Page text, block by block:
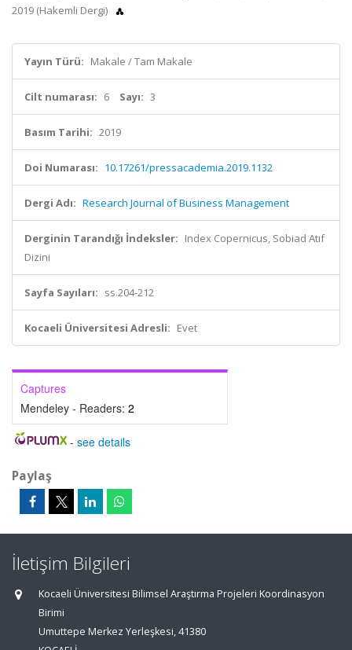
2019 (Hakemli Dergi)
Yayın Türü: Makale / Tam Makale
Cilt numarası: 6 Sayı: 3
Basım Tarihi: 2019
Doi Numarası: 10.17261/pressacademia.2019.1132
Dergi Adı: Research Journal of Business Management
Derginin Tarandığı İndeksler: Index Copernicus, Sobiad Atıf
Dizini
Sayfa Sayıları: ss.204-212
Kocaeli Üniversitesi Adresli: Evet
Captures
Mendeley - Readers: 2
- see details
Paylaş
İletişim Bilgileri
Kocaeli Üniversitesi Bilimsel Araştırma Projeleri Koordinasyon
Birimi
Umuttepe Merkez Yerleşkesi, 41380